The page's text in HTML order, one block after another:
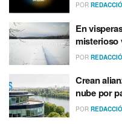
POR
En
misterioso
POR
Crean
nube por
POR